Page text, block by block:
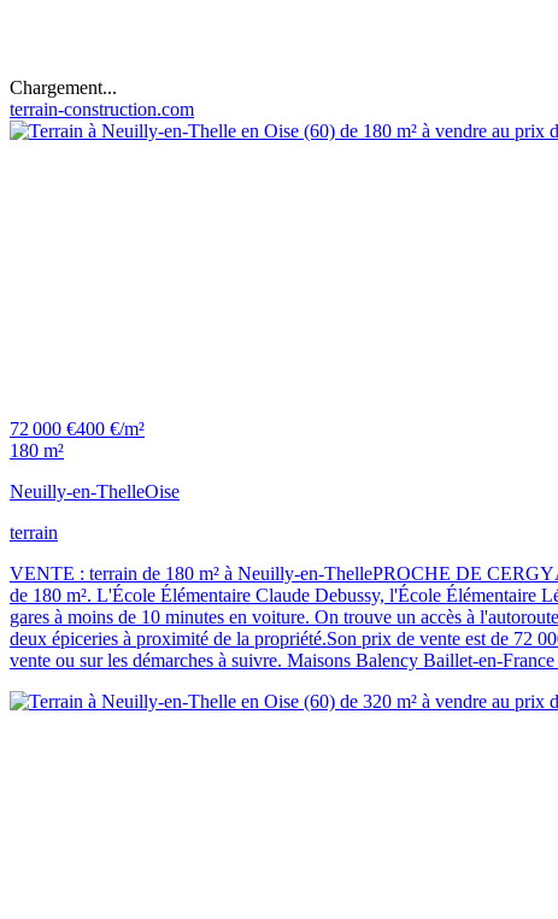
Chargement...
terrain-construction.com
72 000 €400 €/m²
180 m²
Neuilly-en-ThelleOise
terrain
VENTE : terrain de 180 m² à Neuilly-en-ThellePROCHE DE
de 180 m². L'École Élémentaire Claude Debussy, l'École Élémentaire
gares à moins de 10 minutes en voiture. On trouve un accès à
deux épiceries à proximité de la propriété.Son prix de vente est de 72
vente ou sur les démarches à suivre. Maisons Balency Baillet-en-